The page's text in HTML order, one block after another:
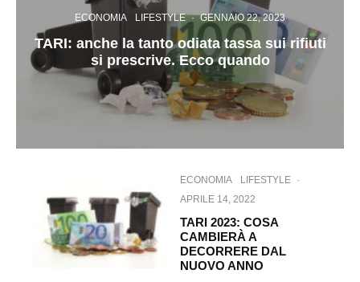
ECONOMIA LIFESTYLE · GENNAIO 22, 2023
TARI: anche la tanto odiata tassa sui rifiuti
si prescrive. Ecco quando
ECONOMIA LIFESTYLE ·
APRILE 14, 2022
TARI 2023: COSA
CAMBIERÀ A
DECORRERE DAL
NUOVO ANNO